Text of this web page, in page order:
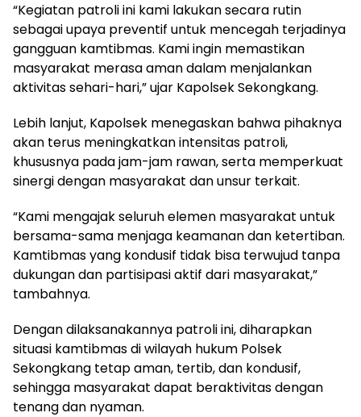
“Kegiatan patroli ini kami lakukan secara rutin
sebagai upaya preventif untuk mencegah terjadinya
gangguan kamtibmas. Kami ingin memastikan
masyarakat merasa aman dalam menjalankan
aktivitas sehari-hari,” ujar Kapolsek Sekongkang.
Lebih lanjut, Kapolsek menegaskan bahwa pihaknya
akan terus meningkatkan intensitas patroli,
khususnya pada jam-jam rawan, serta memperkuat
sinergi dengan masyarakat dan unsur terkait.
“Kami mengajak seluruh elemen masyarakat untuk
bersama-sama menjaga keamanan dan ketertiban.
Kamtibmas yang kondusif tidak bisa terwujud tanpa
dukungan dan partisipasi aktif dari masyarakat,”
tambahnya.
Dengan dilaksanakannya patroli ini, diharapkan
situasi kamtibmas di wilayah hukum Polsek
Sekongkang tetap aman, tertib, dan kondusif,
sehingga masyarakat dapat beraktivitas dengan
tenang dan nyaman.